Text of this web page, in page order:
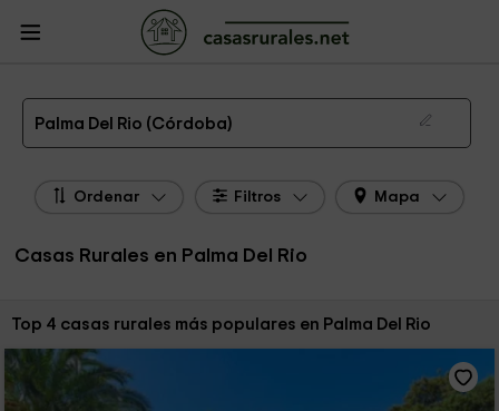
Casas Rurales
Córdoba
Casas Rurales Palma Del Rio
Las 4 mejores casas rurales en Palma Del Rio de 2026
Palma Del Rio (Córdoba)
Ordenar Filtros Mapa
Casas Rurales en Palma Del Rio
Ordenar por:
Top 4 casas rurales más populares en Palma Del Rio